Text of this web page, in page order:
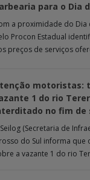
para o Dia
a proximidade do Dia
Procon Estadual
preços de serviços
motoristas:
1 do rio
no fim de
(Secretaria de
do Sul informa
a vazante 1 do rio